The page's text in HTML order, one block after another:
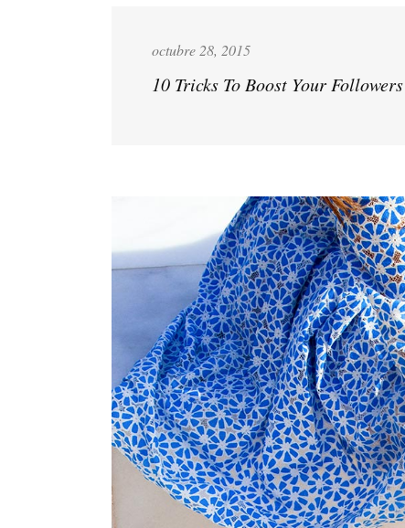
octubre 28, 2015
10 Tricks To Boost Your Followers